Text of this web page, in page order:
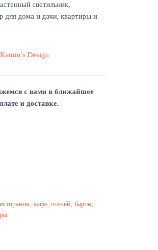
светильник,
для дома и дачи, квартиры и
Kemm’s Design
с вами в ближайшее
и доставке.
кафе, отелей, баров,